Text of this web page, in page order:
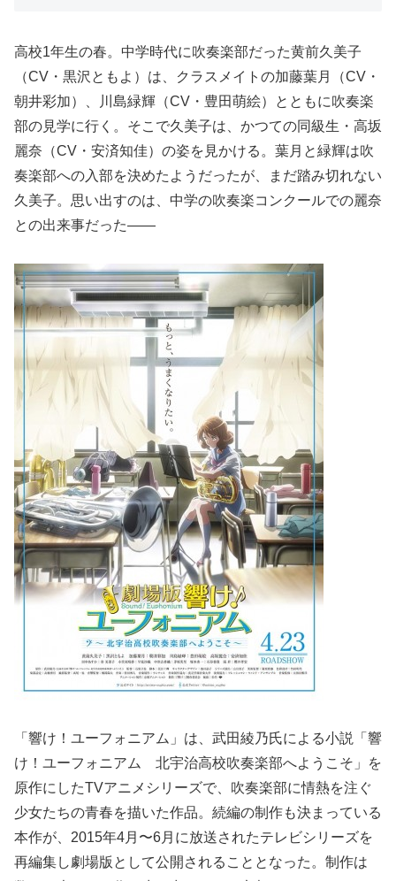
高校1年生の春。中学時代に吹奏楽部だった黄前久美子
（CV・黒沢ともよ）は、クラスメイトの加藤葉月（CV・
朝井彩加）、川島緑輝（CV・豊田萌絵）とともに吹奏楽
部の見学に行く。そこで久美子は、かつての同級生・高坂
麗奈（CV・安済知佳）の姿を見かける。葉月と緑輝は吹
奏楽部への入部を決めたようだったが、まだ踏み切れない
久美子。思い出すのは、中学の吹奏楽コンクールでの麗奈
との出来事だった――
「響け！ユーフォニアム」は、武田綾乃氏による小説「響
け！ユーフォニアム 北宇治高校吹奏楽部へようこそ」を
原作にしたTVアニメシリーズで、吹奏楽部に情熱を注ぐ
少女たちの青春を描いた作品。続編の制作も決まっている
本作が、2015年4月〜6月に放送されたテレビシリーズを
再編集し劇場版として公開されることとなった。制作は